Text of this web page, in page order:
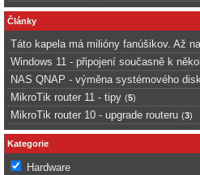
Články
Táto kapela má milióny fanúšikov. Až
Windows 11 - připojení současně k
NAS QNAP - výměna systémového
MikroTik router 11 - tipy (5)
MikroTik router 10 - upgrade routeru (3)
Kategorie
Hardware